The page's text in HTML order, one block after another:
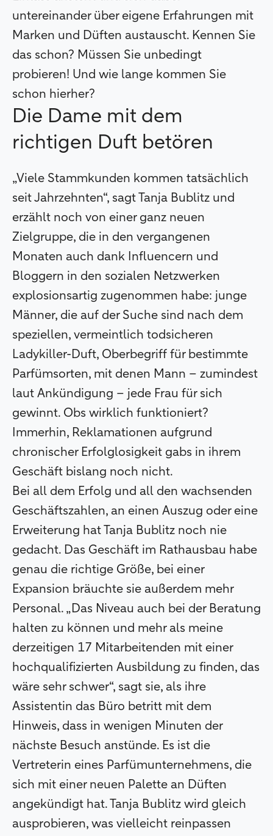
untereinander über eigene Erfahrungen mit
Marken und Düften austauscht. Kennen Sie
das schon? Müssen Sie unbedingt
probieren! Und wie lange kommen Sie
schon hierher?
Die Dame mit dem
richtigen Duft betören
„Viele Stammkunden kommen tatsächlich
seit Jahrzehnten“, sagt Tanja Bublitz und
erzählt noch von einer ganz neuen
Zielgruppe, die in den vergangenen
Monaten auch dank Influencern und
Bloggern in den sozialen Netzwerken
explosionsartig zugenommen habe: junge
Männer, die auf der Suche sind nach dem
speziellen, vermeintlich todsicheren
Ladykiller-Duft, Oberbegriff für bestimmte
Parfümsorten, mit denen Mann – zumindest
laut Ankündigung – jede Frau für sich
gewinnt. Obs wirklich funktioniert?
Immerhin, Reklamationen aufgrund
chronischer Erfolglosigkeit gabs in ihrem
Geschäft bislang noch nicht.
Bei all dem Erfolg und all den wachsenden
Geschäftszahlen, an einen Auszug oder eine
Erweiterung hat Tanja Bublitz noch nie
gedacht. Das Geschäft im Rathausbau habe
genau die richtige Größe, bei einer
Expansion bräuchte sie außerdem mehr
Personal. „Das Niveau auch bei der Beratung
halten zu können und mehr als meine
derzeitigen 17 Mitarbeitenden mit einer
hochqualifizierten Ausbildung zu finden, das
wäre sehr schwer“, sagt sie, als ihre
Assistentin das Büro betritt mit dem
Hinweis, dass in wenigen Minuten der
nächste Besuch anstünde. Es ist die
Vertreterin eines Parfümunternehmens, die
sich mit einer neuen Palette an Düften
angekündigt hat. Tanja Bublitz wird gleich
ausprobieren, was vielleicht reinpassen